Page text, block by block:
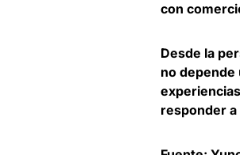
con
Desde la
no depende
responder